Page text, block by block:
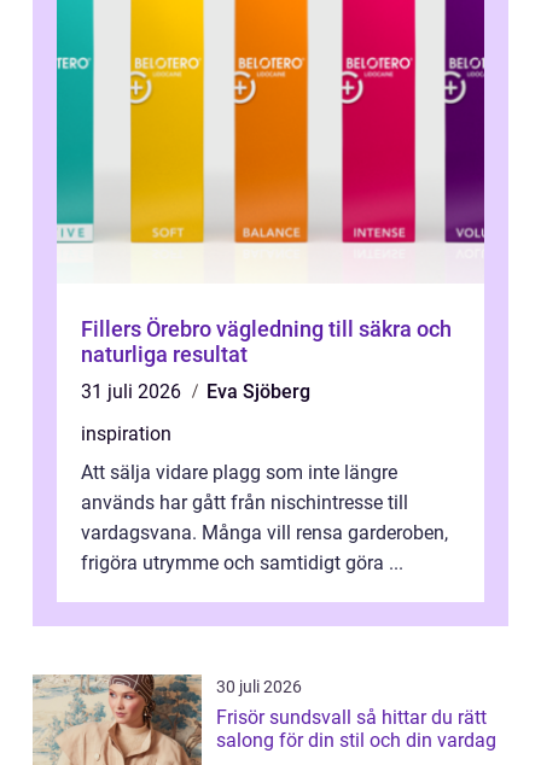
Fillers Örebro vägledning till säkra och
naturliga resultat
31 juli 2026
Eva Sjöberg
inspiration
Att sälja vidare plagg som inte längre
används har gått från nischintresse till
vardagsvana. Många vill rensa garderoben,
frigöra utrymme och samtidigt göra ...
30 juli 2026
Frisör sundsvall så hittar du rätt
salong för din stil och din vardag